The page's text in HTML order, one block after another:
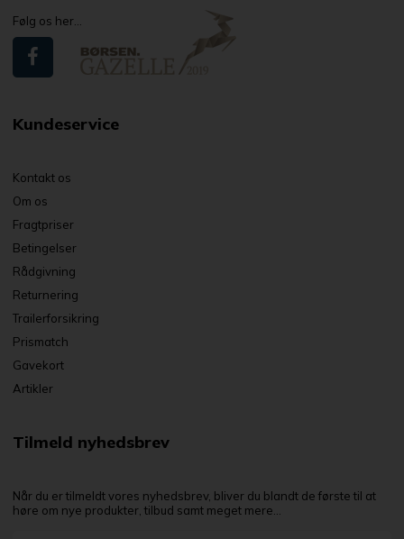
Følg os her...
Kundeservice
Kontakt os
Om os
Fragtpriser
Betingelser
Rådgivning
Returnering
Trailerforsikring
Prismatch
Gavekort
Artikler
Tilmeld nyhedsbrev
Når du er tilmeldt vores nyhedsbrev, bliver du blandt de første til at
høre om nye produkter, tilbud samt meget mere...